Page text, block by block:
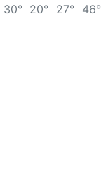
30° 20°
27°
46°